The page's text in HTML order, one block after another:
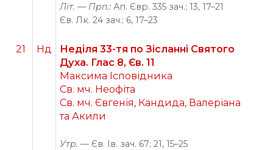
Літ. — Прп.:Ап. Євр. 335 зач.; 13, 17–21
Єв. Лк. 24 зач.; 6, 17–23
21 Нд
Неділя 33-тя по Зісланні Святого
Духа. Глас 8, Єв. 11
Максима Ісповідника
Св. мч. Неофіта
Св. мч. Євгенія, Кандида, Валеріана
та Акили
Утр. — Єв. Ів. зач. 67; 21, 15–25